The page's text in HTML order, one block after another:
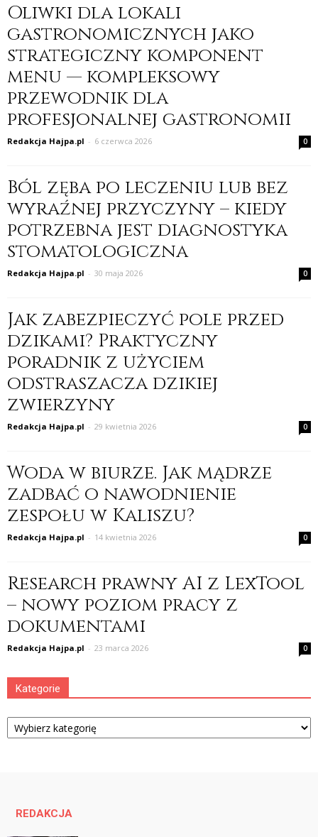
Oliwki dla lokali
gastronomicznych jako
strategiczny komponent
menu — kompleksowy
przewodnik dla
profesjonalnej gastronomii
Redakcja Hajpa.pl - 6 czerwca 2026 0
Ból zęba po leczeniu lub bez
wyraźnej przyczyny – kiedy
potrzebna jest diagnostyka
stomatologiczna
Redakcja Hajpa.pl - 30 maja 2026 0
Jak zabezpieczyć pole przed
dzikami? Praktyczny
poradnik z użyciem
odstraszacza dzikiej
zwierzyny
Redakcja Hajpa.pl - 29 kwietnia 2026 0
Woda w biurze. Jak mądrze
zadbać o nawodnienie
zespołu w Kaliszu?
Redakcja Hajpa.pl - 14 kwietnia 2026 0
Research prawny AI z LexTool
– nowy poziom pracy z
dokumentami
Redakcja Hajpa.pl - 23 marca 2026 0
Kategorie
Kategorie
REDAKCJA